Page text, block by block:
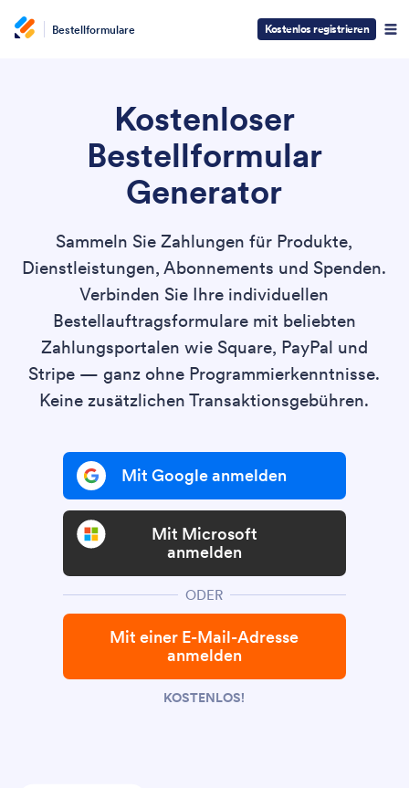
Bestellformulare Kostenlos registrieren
Kostenloser
Bestellformular
Generator
Sammeln Sie Zahlungen für Produkte,
Dienstleistungen, Abonnements und Spenden.
Verbinden Sie Ihre individuellen
Bestellauftragsformulare mit beliebten
Zahlungsportalen wie Square, PayPal und
Stripe — ganz ohne Programmierkenntnisse.
Keine zusätzlichen Transaktionsgebühren.
Mit Google anmelden
Mit Microsoft
anmelden
ODER
Mit einer E-Mail-Adresse
anmelden
KOSTENLOS!